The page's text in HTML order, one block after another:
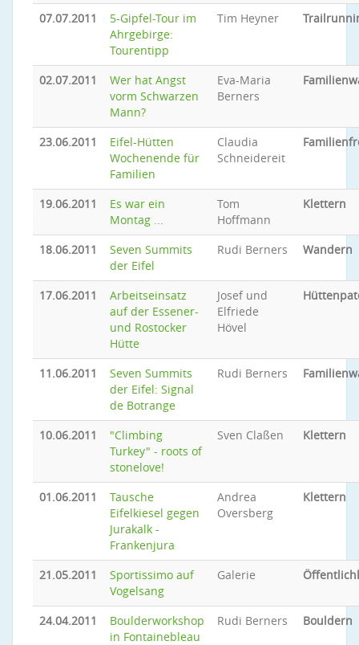
07.07.2011
5-Gipfel-Tour im
Ahrgebirge:
Tourentipp
Tim Heyner
02.07.2011
Wer hat Angst
vorm Schwarzen
Mann?
Eva-Maria
Berners
23.06.2011
Eifel-Hütten
Wochenende für
Familien
Claudia
Schneidereit
19.06.2011
Es war ein
Montag ...
Tom
Hoffmann
Klettern
18.06.2011
Seven Summits
der Eifel
Rudi Berners Wandern
17.06.2011
Arbeitseinsatz
auf der Essener-
und Rostocker
Hütte
Josef und
Elfriede
Hövel
11.06.2011
Seven Summits
der Eifel: Signal
de Botrange
Rudi Berners
10.06.2011
"Climbing
Turkey" - roots of
stonelove!
Sven Claßen Klettern
01.06.2011
Tausche
Eifelkiesel gegen
Jurakalk -
Frankenjura
Andrea
Oversberg
Klettern
21.05.2011
Sportissimo auf
Vogelsang
Galerie
24.04.2011
Boulderworkshop
in Fontainebleau
Rudi Berners Bouldern